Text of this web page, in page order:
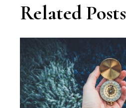
Related Posts